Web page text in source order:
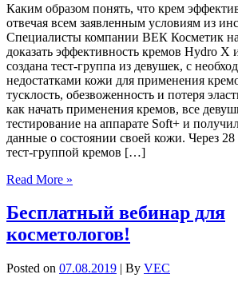
Каким образом понять, что крем
отвечая всем заявленным условиям из
Специалисты компании ВЕК Косметик
доказать эффективность кремов Hydro X
создана тест-группа из девушек, с
недостатками кожи для применения
тусклость, обезвоженность и потеря
как начать применения кремов, все
тестирование на аппарате Soft+ и
данные о состоянии своей кожи. Через
тест-группой кремов […]
Read More »
Бесплатный вебинар для
косметологов!
Posted on 07.08.2019 | By VEC